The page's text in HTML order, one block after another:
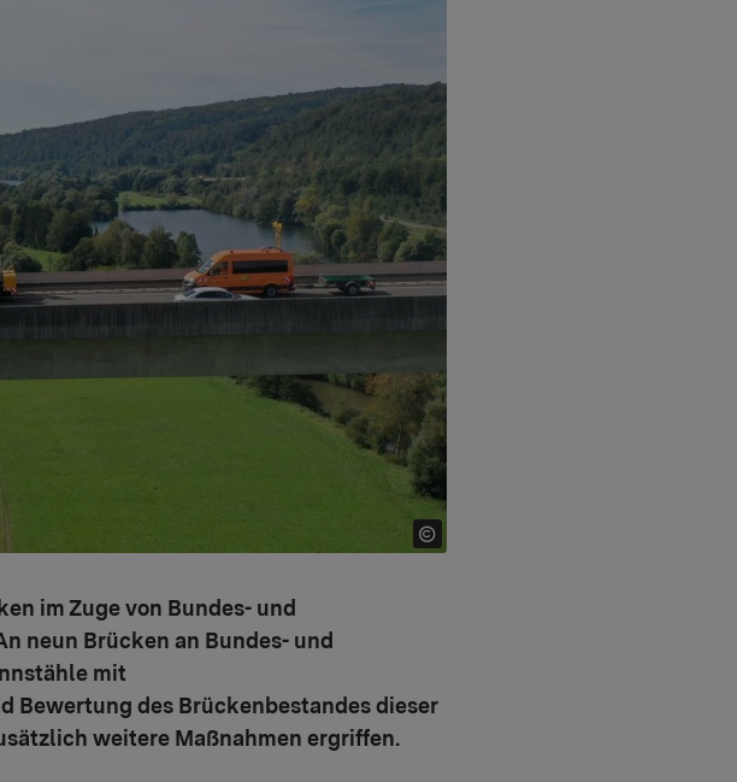
im Zuge von Bundes- und
neun Brücken an Bundes- und
mit
Bewertung des Brückenbestandes dieser
weitere Maßnahmen ergriffen.